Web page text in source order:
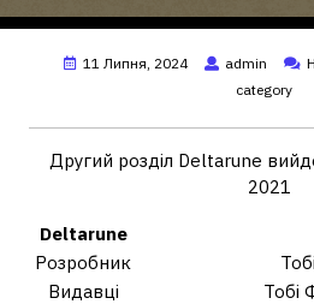
11 Липня, 2024 admin
category
Другий розділ Deltarune
2021
Deltarune
Розробник
Видавці
Тобі